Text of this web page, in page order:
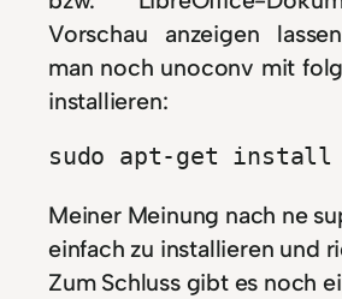
Vorschau anzeigen
man noch unoconv mit
installieren:
sudo apt-get install
Meiner Meinung nach ne
einfach zu installieren und
Zum Schluss gibt es noch